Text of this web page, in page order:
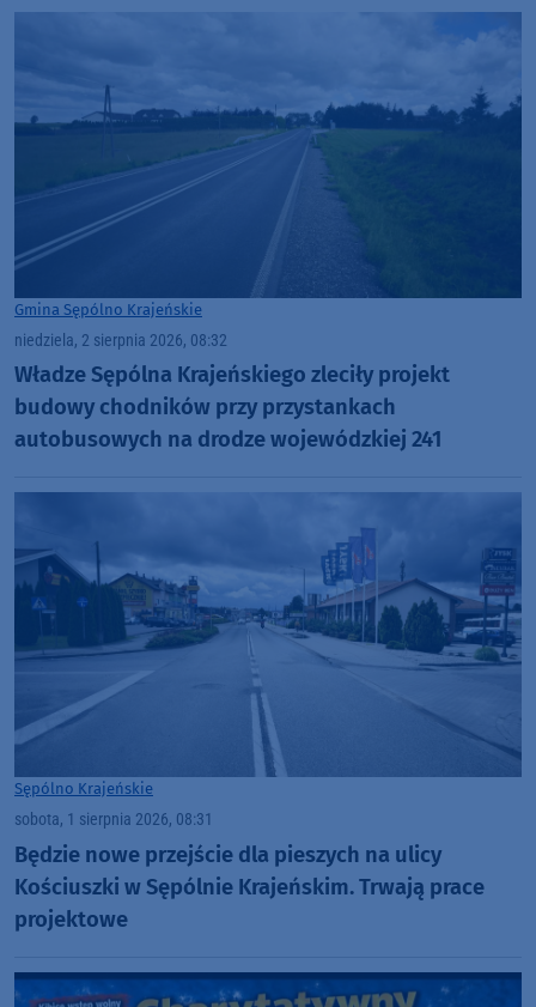
Gmina Sępólno Krajeńskie
niedziela, 2 sierpnia 2026, 08:32
Władze Sępólna Krajeńskiego zleciły projekt
budowy chodników przy przystankach
autobusowych na drodze wojewódzkiej 241
Sępólno Krajeńskie
sobota, 1 sierpnia 2026, 08:31
Będzie nowe przejście dla pieszych na ulicy
Kościuszki w Sępólnie Krajeńskim. Trwają prace
projektowe